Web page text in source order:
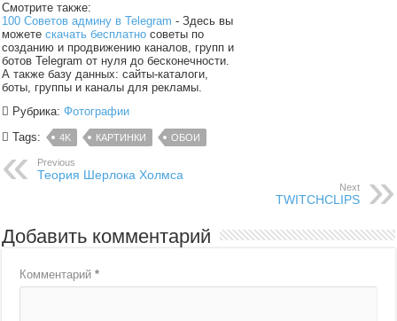
Смотрите также:
100 Советов админу в Telegram - Здесь вы
можетескачать бесплатно советы по
созданию и продвижению каналов, групп и
ботов Telegram от нуля до бесконечности.
А также базу данных: сайты-каталоги,
боты, группы и каналы для рекламы.
Рубрика:Фотографии
Tags:
4K КАРТИНКИ ОБОИ
Previous
Теория Шерлока Холмса
Next
TWITCHCLIPS
Добавить комментарий
Комментарий*